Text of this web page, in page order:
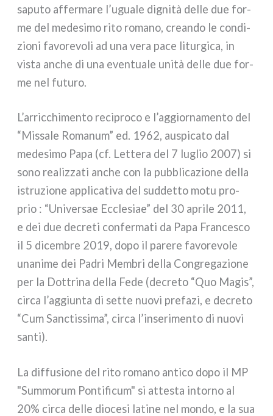
sapu­to affer­ma­re l’uguale digni­tà del­le due for­
me del mede­si­mo rito roma­no, crean­do le con­di­
zio­ni favo­re­vo­li ad una vera pace litur­gi­ca, in
vista anche di una even­tua­le uni­tà del­le due for­
me nel futu­ro.
L’arricchimento reci­pro­co e l’aggiornamento del
“Missale Romanum” ed. 1962, auspi­ca­to dal
mede­si­mo Papa (cf. Lettera del 7 luglio 2007) si
sono rea­liz­za­ti anche con la pub­bli­ca­zio­ne del­la
istru­zio­ne appli­ca­ti­va del sud­det­to motu pro­
prio : “Universae Ecclesiae” del 30 apri­le 2011,
e dei due decre­ti con­fer­ma­ti da Papa Francesco
il 5 dicem­bre 2019, dopo il pare­re favo­re­vo­le
una­ni­me dei Padri Membri del­la Congregazione
per la Dottrina del­la Fede (decre­to “Quo Magis”,
cir­ca l’aggiunta di set­te nuo­vi pre­fa­zi, e decre­to
“Cum Sanctissima”, cir­ca l’inserimento di nuo­vi
san­ti).
La dif­fu­sio­ne del rito roma­no anti­co dopo il MP
"Summorum Pontificum" si atte­sta intor­no al
20% cir­ca del­le dio­ce­si lati­ne nel mon­do, e la sua